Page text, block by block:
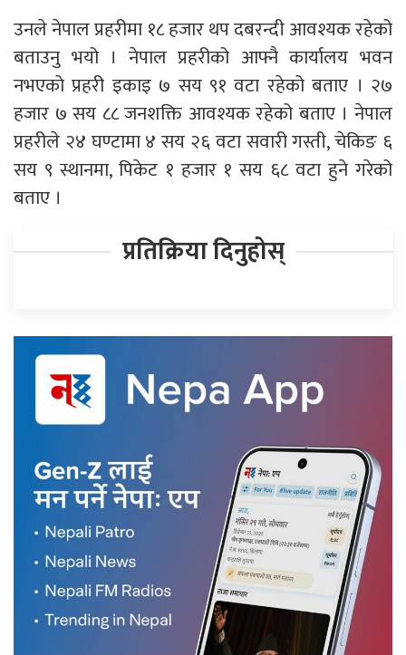
उनले नेपाल प्रहरीमा १८ हजार थप दबरन्दी आवश्यक रहेको
बताउनु भयो । नेपाल प्रहरीको आफ्नै कार्यालय भवन
नभएको प्रहरी इकाइ ७ सय ९१ वटा रहेको बताए । २७
हजार ७ सय ८८ जनशक्ति आवश्यक रहेको बताए । नेपाल
प्रहरीले २४ घण्टामा ४ सय २६ वटा सवारी गस्ती, चेकिङ ६
सय ९ स्थानमा, पिकेट १ हजार १ सय ६८ वटा हुने गरेको
बताए ।
प्रतिक्रिया दिनुहोस्